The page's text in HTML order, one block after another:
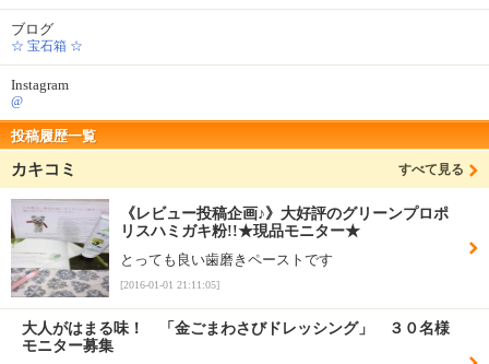
ブログ
☆ 宝石箱 ☆
Instagram
@
投稿履歴一覧
カキコミ すべて見る
《レビュー投稿企画♪》大好評のグリーンプロポ
リスハミガキ粉!!★現品モニター★
とっても良い歯磨きペーストです
[2016-01-01 21:11:05]
大人がはまる味！ 「金ごまわさびドレッシング」 ３０名様
モニター募集